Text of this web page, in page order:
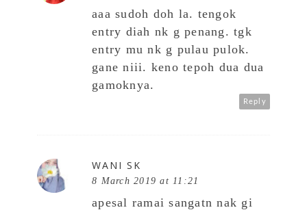
aaa sudoh doh la. tengok
entry diah nk g penang. tgk
entry mu nk g pulau pulok.
gane niii. keno tepoh dua dua
gamoknya.
Reply
WANI SK
8 March 2019 at 11:21
apesal ramai sangatn nak gi